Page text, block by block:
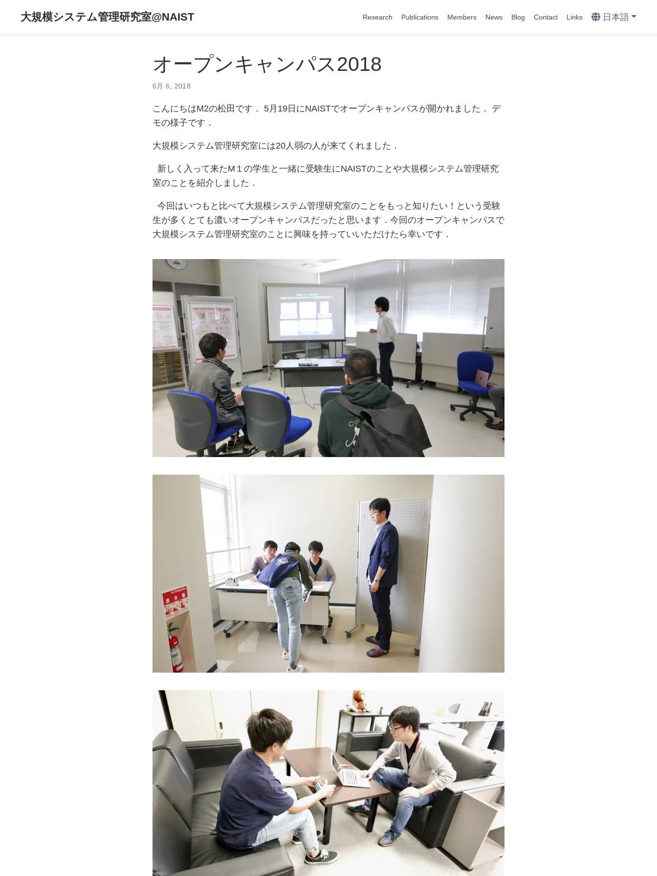
大規模システム管理研究室@NAIST Research Publications Members News Blog Contact Links 日本語
オープンキャンパス2018
6月 6, 2018
こんにちはM2の松田です． 5月19日にNAISTでオープンキャンパスが開かれました． デ
モの様子です．
大規模システム管理研究室には20人弱の人が来てくれました．
新しく入って来たM１の学生と一緒に受験生にNAISTのことや大規模システム管理研究
室のことを紹介しました．
今回はいつもと比べて大規模システム管理研究室のことをもっと知りたい！という受験
生が多くとても濃いオープンキャンパスだったと思います．今回のオープンキャンパスで
大規模システム管理研究室のことに興味を持っていいただけたら幸いです．